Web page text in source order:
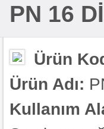
PN 16
Ürün
Ürün Adı:
Kullanım